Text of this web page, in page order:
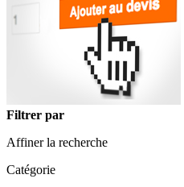
Filtrer par
Affiner la recherche
Catégorie